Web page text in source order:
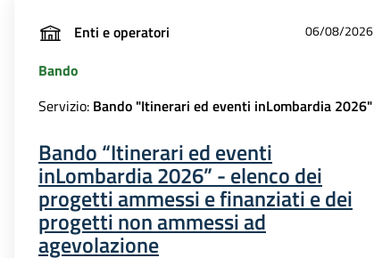
Enti e operatori 06/08/2026
Bando
Servizio: Bando "Itinerari ed eventi inLombardia 2026"
Bando “Itinerari ed eventi
inLombardia 2026” - elenco dei
progetti ammessi e finanziati e dei
progetti non ammessi ad
agevolazione